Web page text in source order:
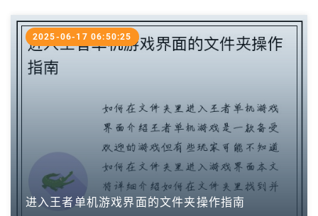
进入王者单机游戏界面的文件夹操作指南
2025-06-17 06:50:25